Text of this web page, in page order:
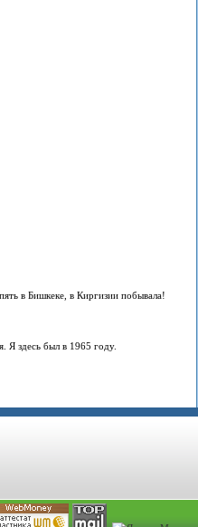
в Бишкеке, в Киргизии побывала!
Я здесь был в 1965 году.